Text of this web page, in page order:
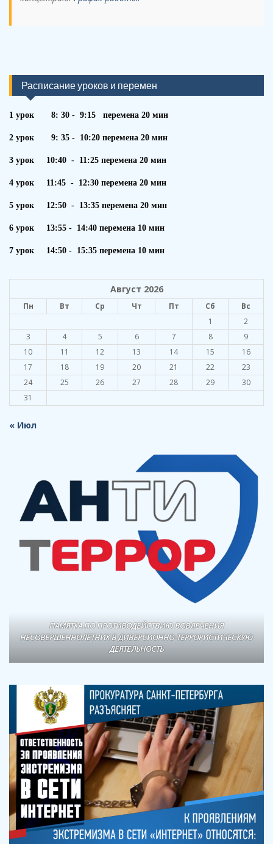
Расписание уроков и перемен
1 урок 8: 30 - 9:15 перемена 20 мин
2 урок 9: 35 - 10:20 перемена 20 мин
3 урок 10:40 - 11:25 перемена 20 мин
4 урок 11:45 - 12:30 перемена 20 мин
5 урок 12:50 - 13:35 перемена 20 мин
6 урок 13:55 - 14:40 перемена 10 мин
7 урок 14:50 - 15:35 перемена 10 мин
Август 2026
Пн Вт Ср Чт Пт Сб
Вс
1
2
3
4 5 6 7 8
9
10
11 12 13 14 15
16
17
18 19 20 21 22
23
24
25 26 27 28 29
30
31
« Июл
ПАМЯТКА ПО ПРОТИВОДЕЙСТВИЮ ВОВЛЕЧЕНИЯ
НЕСОВЕРШЕННОЛЕТНИХ В ДИВЕРСИОННО-ТЕРРОРИСТИЧЕСКУЮ
ДЕЯТЕЛЬНОСТЬ